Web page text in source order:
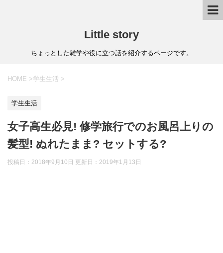
Little story
ちょっとした雑学や役に立つ話を紹介するページです。
HOME >学生生活 >
学生生活
女子高生必見! 修学旅行でのお風呂上りの
髪型! ぬれたまま? セットする?
投稿日：2018年9月10日 更新日： 2019年1月13日